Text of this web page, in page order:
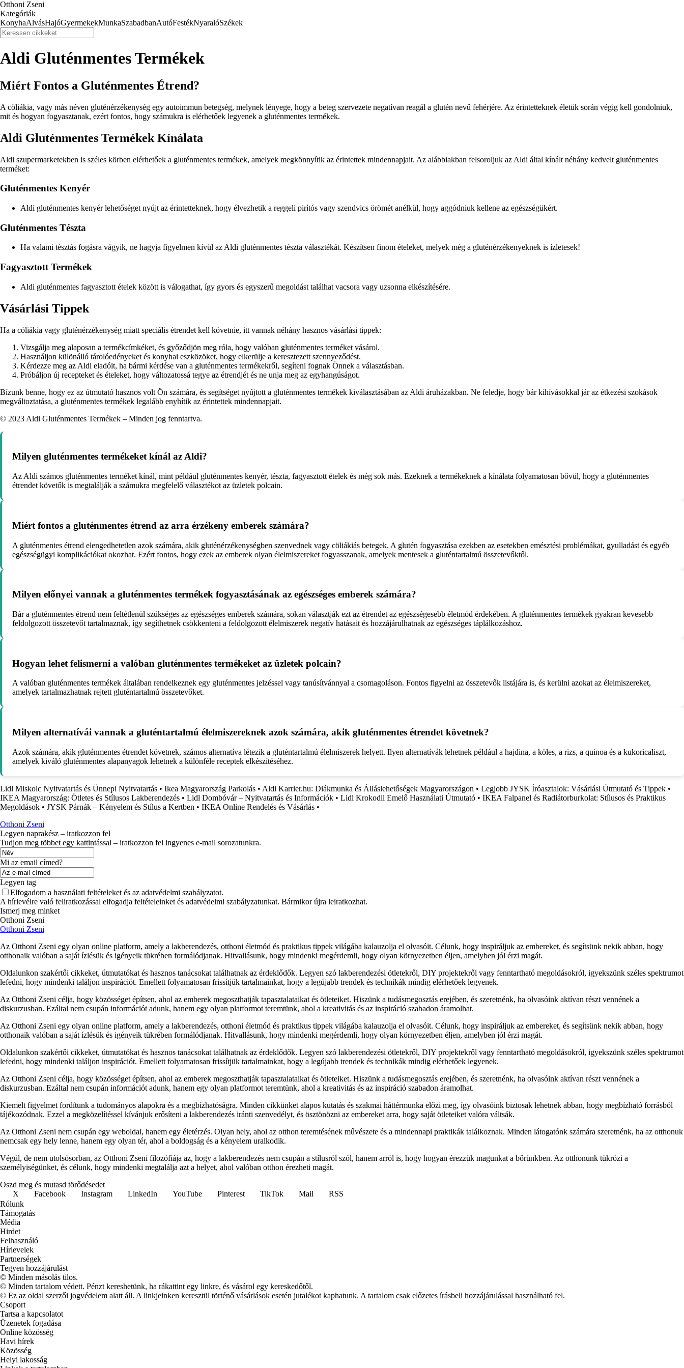
Otthoni Zseni
Kategóriák
KonyhaAlvásHajóGyermekekMunkaSzabadbanAutóFestékNyaralóSzékek
Aldi Gluténmentes Termékek
Miért Fontos a Gluténmentes Étrend?
A cöliákia, vagy más néven gluténérzékenység egy autoimmun betegség, melynek lényege, hogy a beteg szervezete negatívan reagál a glutén nevű fehérjére. Az érintetteknek életük során végig kell gondolniuk,
mit és hogyan fogyasztanak, ezért fontos, hogy számukra is elérhetőek legyenek a gluténmentes termékek.
Aldi Gluténmentes Termékek Kínálata
Aldi szupermarketekben is széles körben elérhetőek a gluténmentes termékek, amelyek megkönnyítik az érintettek mindennapjait. Az alábbiakban felsoroljuk az Aldi által kínált néhány kedvelt gluténmentes
terméket:
Gluténmentes Kenyér
Aldi gluténmentes kenyér lehetőséget nyújt az érintetteknek, hogy élvezhetik a reggeli pirítós vagy szendvics örömét anélkül, hogy aggódniuk kellene az egészségükért.
Gluténmentes Tészta
Ha valami tésztás fogásra vágyik, ne hagyja figyelmen kívül az Aldi gluténmentes tészta választékát. Készítsen finom ételeket, melyek még a gluténérzékenyeknek is ízletesek!
Fagyasztott Termékek
Aldi gluténmentes fagyasztott ételek között is válogathat, így gyors és egyszerű megoldást találhat vacsora vagy uzsonna elkészítésére.
Vásárlási Tippek
Ha a cöliákia vagy gluténérzékenység miatt speciális étrendet kell követnie, itt vannak néhány hasznos vásárlási tippek:
Vizsgálja meg alaposan a termékcímkéket, és győződjön meg róla, hogy valóban gluténmentes terméket vásárol.
Használjon különálló tárolóedényeket és konyhai eszközöket, hogy elkerülje a keresztezett szennyeződést.
Kérdezze meg az Aldi eladóit, ha bármi kérdése van a gluténmentes termékekről, segíteni fognak Önnek a választásban.
Próbáljon új recepteket és ételeket, hogy változatossá tegye az étrendjét és ne unja meg az egyhangúságot.
Bízunk benne, hogy ez az útmutató hasznos volt Ön számára, és segítséget nyújtott a gluténmentes termékek kiválasztásában az Aldi áruházakban. Ne feledje, hogy bár kihívásokkal jár az étkezési szokások
megváltoztatása, a gluténmentes termékek legalább enyhítik az érintettek mindennapjait.
© 2023 Aldi Gluténmentes Termékek – Minden jog fenntartva.
Milyen gluténmentes termékeket kínál az Aldi?
Az Aldi számos gluténmentes terméket kínál, mint például gluténmentes kenyér, tészta, fagyasztott ételek és még sok más. Ezeknek a termékeknek a kínálata folyamatosan bővül, hogy a gluténmentes
étrendet követők is megtalálják a számukra megfelelő választékot az üzletek polcain.
Miért fontos a gluténmentes étrend az arra érzékeny emberek számára?
A gluténmentes étrend elengedhetetlen azok számára, akik gluténérzékenységben szenvednek vagy cöliákiás betegek. A glutén fogyasztása ezekben az esetekben emésztési problémákat, gyulladást és egyéb
egészségügyi komplikációkat okozhat. Ezért fontos, hogy ezek az emberek olyan élelmiszereket fogyasszanak, amelyek mentesek a gluténtartalmú összetevőktől.
Milyen előnyei vannak a gluténmentes termékek fogyasztásának az egészséges emberek számára?
Bár a gluténmentes étrend nem feltétlenül szükséges az egészséges emberek számára, sokan választják ezt az étrendet az egészségesebb életmód érdekében. A gluténmentes termékek gyakran kevesebb
feldolgozott összetevőt tartalmaznak, így segíthetnek csökkenteni a feldolgozott élelmiszerek negatív hatásait és hozzájárulhatnak az egészséges táplálkozáshoz.
Hogyan lehet felismerni a valóban gluténmentes termékeket az üzletek polcain?
A valóban gluténmentes termékek általában rendelkeznek egy gluténmentes jelzéssel vagy tanúsítvánnyal a csomagoláson. Fontos figyelni az összetevők listájára is, és kerülni azokat az élelmiszereket,
amelyek tartalmazhatnak rejtett gluténtartalmú összetevőket.
Milyen alternatívái vannak a gluténtartalmú élelmiszereknek azok számára, akik gluténmentes étrendet követnek?
Azok számára, akik gluténmentes étrendet követnek, számos alternatíva létezik a gluténtartalmú élelmiszerek helyett. Ilyen alternatívák lehetnek például a hajdina, a köles, a rizs, a quinoa és a kukoricaliszt,
amelyek kiváló gluténmentes alapanyagok lehetnek a különféle receptek elkészítéséhez.
Lidl Miskolc Nyitvatartás és Ünnepi Nyitvatartás • Ikea Magyarország Parkolás • Aldi Karrier.hu: Diákmunka és Álláslehetőségek Magyarországon • Legjobb JYSK Íróasztalok: Vásárlási Útmutató és Tippek •
IKEA Magyarország: Ötletes és Stílusos Lakberendezés • Lidl Dombóvár – Nyitvatartás és Információk • Lidl Krokodil Emelő Használati Útmutató • IKEA Falpanel és Radiátorburkolat: Stílusos és Praktikus
Megoldások • JYSK Párnák – Kényelem és Stílus a Kertben • IKEA Online Rendelés és Vásárlás •
Otthoni Zseni
Legyen naprakész – iratkozzon fel
Tudjon meg többet egy kattintással – iratkozzon fel ingyenes e-mail sorozatunkra.
Mi az email címed?
Legyen tag
Elfogadom a használati feltételeket és az adatvédelmi szabályzatot.
A hírlevélre való feliratkozással elfogadja feltételeinket és adatvédelmi szabályzatunkat. Bármikor újra leiratkozhat.
Ismerj meg minket
Otthoni Zseni
Otthoni Zseni
Az Otthoni Zseni egy olyan online platform, amely a lakberendezés, otthoni életmód és praktikus tippek világába kalauzolja el olvasóit. Célunk, hogy inspiráljuk az embereket, és segítsünk nekik abban, hogy
otthonaik valóban a saját ízlésük és igényeik tükrében formálódjanak. Hitvallásunk, hogy mindenki megérdemli, hogy olyan környezetben éljen, amelyben jól érzi magát.
Oldalunkon szakértői cikkeket, útmutatókat és hasznos tanácsokat találhatnak az érdeklődők. Legyen szó lakberendezési ötletekről, DIY projektekről vagy fenntartható megoldásokról, igyekszünk széles spektrumot
lefedni, hogy mindenki találjon inspirációt. Emellett folyamatosan frissítjük tartalmainkat, hogy a legújabb trendek és technikák mindig elérhetőek legyenek.
Az Otthoni Zseni célja, hogy közösséget építsen, ahol az emberek megoszthatják tapasztalataikat és ötleteiket. Hiszünk a tudásmegosztás erejében, és szeretnénk, ha olvasóink aktívan részt vennének a
diskurzusban. Ezáltal nem csupán információt adunk, hanem egy olyan platformot teremtünk, ahol a kreativitás és az inspiráció szabadon áramolhat.
Az Otthoni Zseni egy olyan online platform, amely a lakberendezés, otthoni életmód és praktikus tippek világába kalauzolja el olvasóit. Célunk, hogy inspiráljuk az embereket, és segítsünk nekik abban, hogy
otthonaik valóban a saját ízlésük és igényeik tükrében formálódjanak. Hitvallásunk, hogy mindenki megérdemli, hogy olyan környezetben éljen, amelyben jól érzi magát.
Oldalunkon szakértői cikkeket, útmutatókat és hasznos tanácsokat találhatnak az érdeklődők. Legyen szó lakberendezési ötletekről, DIY projektekről vagy fenntartható megoldásokról, igyekszünk széles spektrumot
lefedni, hogy mindenki találjon inspirációt. Emellett folyamatosan frissítjük tartalmainkat, hogy a legújabb trendek és technikák mindig elérhetőek legyenek.
Az Otthoni Zseni célja, hogy közösséget építsen, ahol az emberek megoszthatják tapasztalataikat és ötleteiket. Hiszünk a tudásmegosztás erejében, és szeretnénk, ha olvasóink aktívan részt vennének a
diskurzusban. Ezáltal nem csupán információt adunk, hanem egy olyan platformot teremtünk, ahol a kreativitás és az inspiráció szabadon áramolhat.
Kiemelt figyelmet fordítunk a tudományos alapokra és a megbízhatóságra. Minden cikkünket alapos kutatás és szakmai háttérmunka előzi meg, így olvasóink biztosak lehetnek abban, hogy megbízható forrásból
tájékozódnak. Ezzel a megközelítéssel kívánjuk erősíteni a lakberendezés iránti szenvedélyt, és ösztönözni az embereket arra, hogy saját ötleteiket valóra váltsák.
Az Otthoni Zseni nem csupán egy weboldal, hanem egy életérzés. Olyan hely, ahol az otthon teremtésének művészete és a mindennapi praktikák találkoznak. Minden látogatónk számára szeretnénk, ha az otthonuk
nemcsak egy hely lenne, hanem egy olyan tér, ahol a boldogság és a kényelem uralkodik.
Végül, de nem utolsósorban, az Otthoni Zseni filozófiája az, hogy a lakberendezés nem csupán a stílusról szól, hanem arról is, hogy hogyan érezzük magunkat a bőrünkben. Az otthonunk tükrözi a
személyiségünket, és célunk, hogy mindenki megtalálja azt a helyet, ahol valóban otthon érezheti magát.
Oszd meg és mutasd törődésedet
X
Facebook Instagram LinkedIn YouTube Pinterest TikTok Mail
RSS
Rólunk
Támogatás
Média
Hirdet
Felhasználó
Hírlevelek
Partnerségek
Tegyen hozzájárulást
© Minden másolás tilos.
© Minden tartalom védett. Pénzt kereshetünk, ha rákattint egy linkre, és vásárol egy kereskedőtől.
© Ez az oldal szerzői jogvédelem alatt áll. A linkjeinken keresztül történő vásárlások esetén jutalékot kaphatunk. A tartalom csak előzetes írásbeli hozzájárulással használható fel.
Csoport
Tartsa a kapcsolatot
Üzenetek fogadása
Online közösség
Havi hírek
Közösség
Helyi lakosság